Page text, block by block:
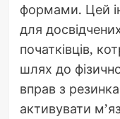
формами. Цей
для
початківців,
шлях до
вправ з
активувати